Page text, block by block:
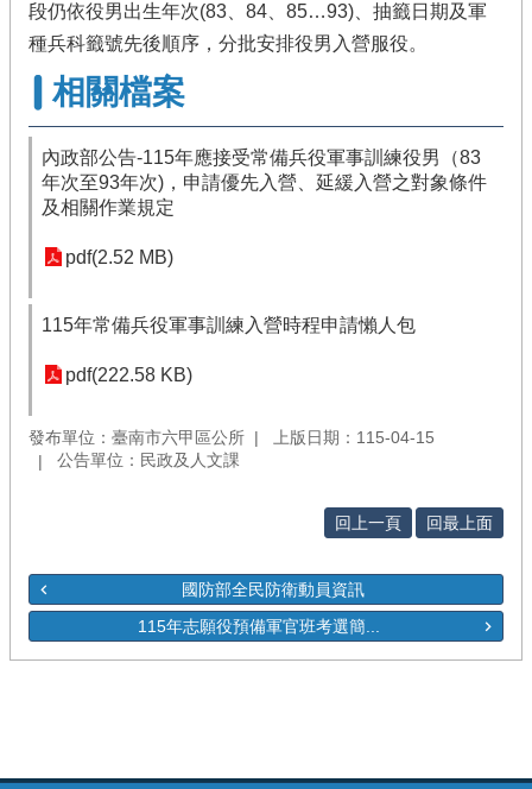
段仍依役男出生年次(83、84、85…93)、抽籤日期及軍
種兵科籤號先後順序，分批安排役男入營服役。
相關檔案
內政部公告-115年應接受常備兵役軍事訓練役男（83
年次至93年次)，申請優先入營、延緩入營之對象條件
及相關作業規定
pdf(2.52 MB)
115年常備兵役軍事訓練入營時程申請懶人包
pdf(222.58 KB)
發布單位：臺南市六甲區公所
上版日期：115-04-15
公告單位：民政及人文課
回上一頁 回最上面
國防部全民防衛動員資訊
115年志願役預備軍官班考選簡...